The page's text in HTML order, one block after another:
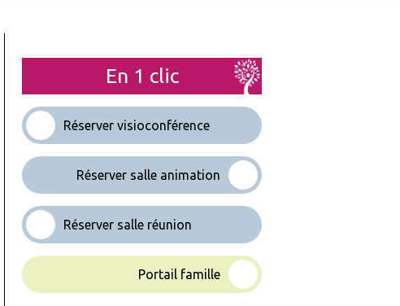
En 1 clic
Réserver visioconférence
Réserver salle animation
Réserver salle réunion
Portail famille